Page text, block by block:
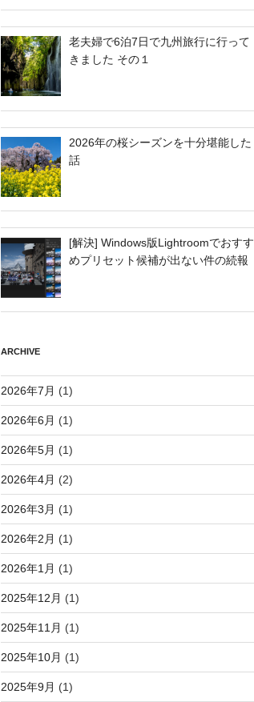
老夫婦で6泊7日で九州旅行に行って
きました その１
2026年の桜シーズンを十分堪能した
話
[解決] Windows版Lightroomでおすす
めプリセット候補が出ない件の続報
ARCHIVE
2026年7月 (1)
2026年6月 (1)
2026年5月 (1)
2026年4月 (2)
2026年3月 (1)
2026年2月 (1)
2026年1月 (1)
2025年12月 (1)
2025年11月 (1)
2025年10月 (1)
2025年9月 (1)